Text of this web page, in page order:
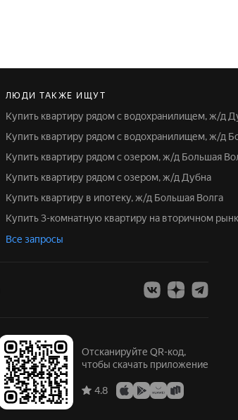
ЛЮДИ ТАКЖЕ ИЩУТ
Купить квартиру рядом с водохранилищем, ж/д
Купить квартиру рядом с водохранилищем, ж/д
Купить квартиру рядом с озером, ж/д Большая
Купить квартиру рядом с озером, ж/д Дубна
Купить квартиру в ипотеку, ж/д Большая Волга
Купить 3-комнатную квартиру на вторичном
Все запросы
Отсканируйте QR-код,
чтобы скачать приложение
4.8